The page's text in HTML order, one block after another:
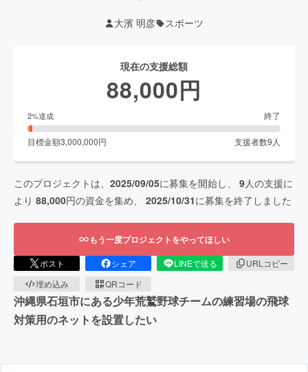
大濱 明彦 スポーツ
現在の支援総額
88,000円
2%達成 終了
目標金額3,000,000円 支援者数9 人
このプロジェクトは、 2025/09/05に募集を開始し、 9人の支援に
より 88,000円の資金を集め、 2025/10/31に募集を終了しました
もう一度プロジェクトをやってほしい
ポスト シェア LINEで送る
URLコピー
埋め込み
QRコード
沖縄県石垣市にある少年荒鷲野球チームの練習場の飛球
対策用のネットを設置したい